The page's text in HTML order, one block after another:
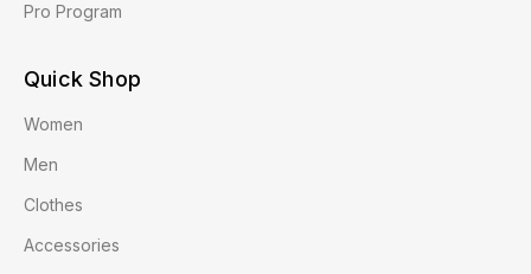
Pro Program
Quick Shop
Women
Men
Clothes
Accessories